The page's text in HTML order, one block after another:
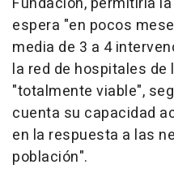
espera "en pocos
media de 3 a 4
la red de hospitales de
"totalmente viable",
cuenta su capacidad
en la respuesta a las
población".